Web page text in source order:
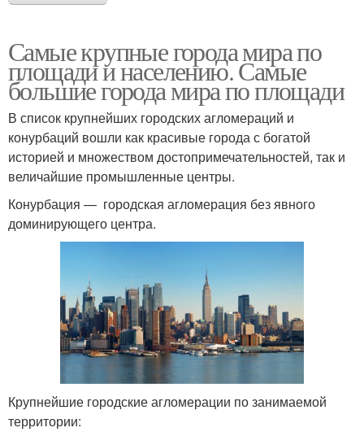
Самые крупные города мира по
площади и населению. Самые
большие города мира по площади
В список крупнейших городских агломераций и
конурбаций вошли как красивые города с богатой
историей и множеством достопримечательностей, так и
величайшие промышленные центры.
Конурбация — городская агломерация без явного
доминирующего центра.
Крупнейшие городские агломерации по занимаемой
территории: